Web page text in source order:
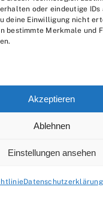
oder eindeutige IDs
deine Einwilligung nicht
bestimmte Merkmale und
Akzeptieren
Ablehnen
Einstellungen ansehen
Datenschutzerklärung
ihr.
des Rohteils in der
von den
Denkt daran, dass
ist.